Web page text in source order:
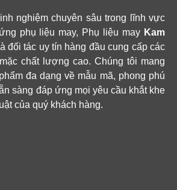
nghiệm chuyên sâu trong lĩnh vực
phụ liệu may, Phụ liệu may Kam
đối tác uy tín hàng đầu cung cấp các
chất lượng cao. Chúng tôi mang
đa dạng về mẫu mã, phong phú
sàng đáp ứng mọi yêu cầu khắt khe
của quý khách hàng.